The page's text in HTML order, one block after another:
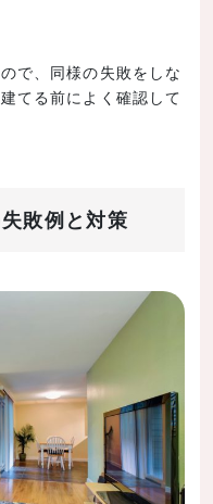
で、同様の失敗をしな
てる前によく確認して
敗例と対策